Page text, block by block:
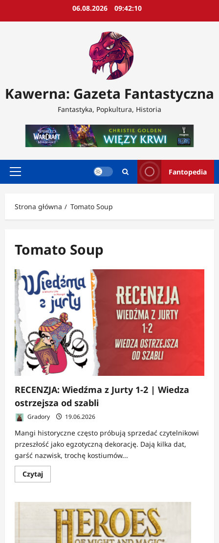
06.08.2026 09:42:12
Kawerna: Gazeta Fantastyczna
Fantastyka, Popkultura, Historia
Menu
Fantopedia
Strona główna Tomato Soup
Tomato Soup
RECENZJA: Wiedźma z Jurty 1-2 | Wiedza
ostrzejsza od szabli
Gradory 19.06.2026
Mangi historyczne często próbują sprzedać czytelnikowi
przeszłość jako egzotyczną dekorację. Dają kilka dat,
garść nazwisk, trochę kostiumów...
CzytajDowiedz
się
RECENZJA:
Wiedźma
Jurty